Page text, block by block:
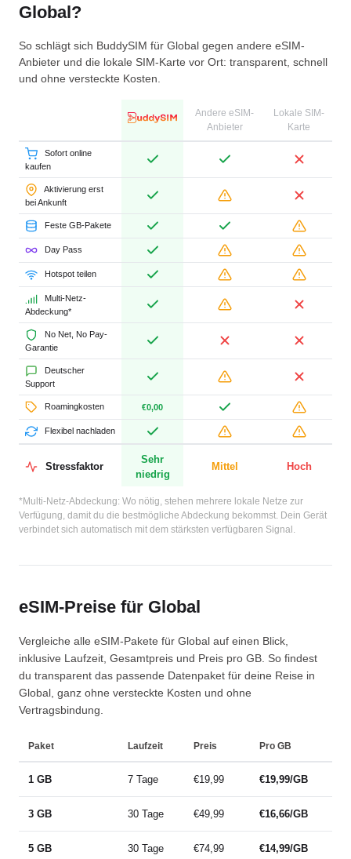
Global?
So schlägt sich BuddySIM für Global gegen andere eSIM-
Anbieter und die lokale SIM-Karte vor Ort: transparent, schnell
und ohne versteckte Kosten.
Andere eSIM-
Anbieter
Lokale SIM-
Karte
Sofort online
kaufen
Aktivierung erst
bei Ankunft
Feste GB-Pakete
Day Pass
Hotspot teilen
Multi-Netz-
Abdeckung*
No Net, No Pay-
Garantie
Deutscher
Support
Roamingkosten €0,00
Flexibel nachladen
Stressfaktor
Sehr
niedrig
Mittel Hoch
*Multi-Netz-Abdeckung: Wo nötig, stehen mehrere lokale Netze zur
Verfügung, damit du die bestmögliche Abdeckung bekommst. Dein Gerät
verbindet sich automatisch mit dem stärksten verfügbaren Signal.
eSIM-Preise für Global
Vergleiche alle eSIM-Pakete für Global auf einen Blick,
inklusive Laufzeit, Gesamtpreis und Preis pro GB. So findest
du transparent das passende Datenpaket für deine Reise in
Global, ganz ohne versteckte Kosten und ohne
Vertragsbindung.
Paket Laufzeit Preis Pro GB
1 GB 7 Tage €19,99 €19,99/GB
3 GB 30 Tage €49,99 €16,66/GB
5 GB 30 Tage €74,99 €14,99/GB